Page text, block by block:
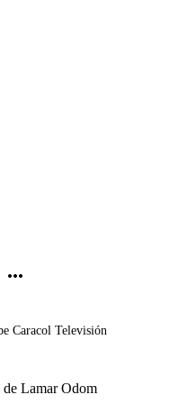
Caracol Televisión
Lamar Odom